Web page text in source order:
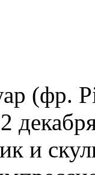
(фр.
и